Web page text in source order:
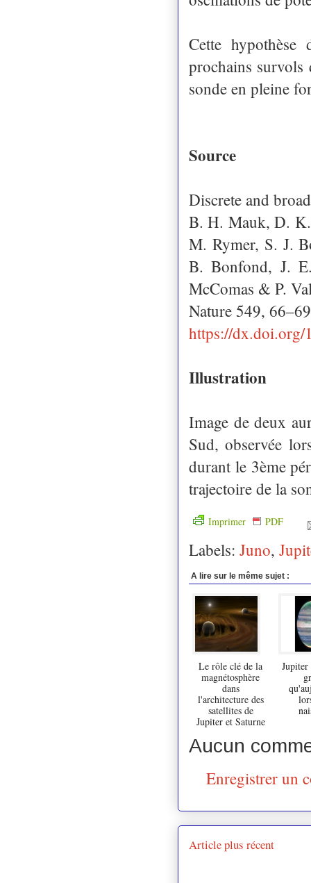
Cette
prochains survols
sonde en pleine
Source
Discrete and
B. H. Mauk, D.
M. Rymer, S. J.
B. Bonfond, J.
McComas & P.
Nature 549,
https://dx.doi.org/
Illustration
Image de deux
Sud, observée
durant le 3ème
trajectoire de la
Imprimer PDF
Labels: Juno,
A lire sur le même sujet :
Le rôle clé de la
magnétosphère
dans
l'architecture des
satellites de
Jupiter et Saturne
Aucun
Enregistrer un
Article plus récent